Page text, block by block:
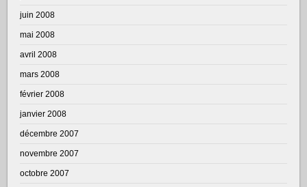
juin 2008
mai 2008
avril 2008
mars 2008
février 2008
janvier 2008
décembre 2007
novembre 2007
octobre 2007